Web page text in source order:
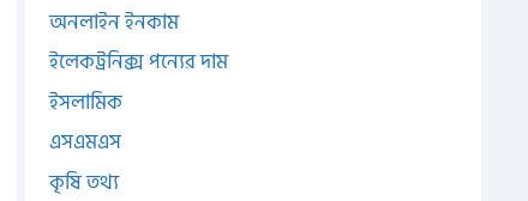
অনলাইন ইনকাম
ইলেকট্রনিক্স পন্যের দাম
ইসলামিক
এসএমএস
কৃষি তথ্য